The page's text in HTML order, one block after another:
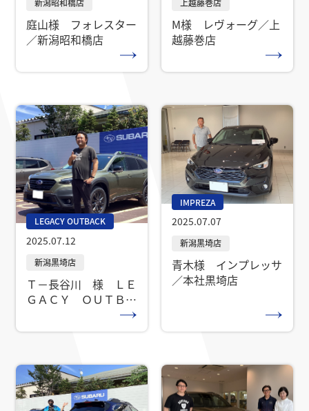
庭山様 フォレスター
／新潟昭和橋店
M様 レヴォーグ／上
越藤巻店
LEGACY OUTBACK
2025.07.12
Ｔ－長谷川 様 ＬＥ
ＧＡＣＹ ＯＵＴＢＡ
ＣＫ ／新潟海老ヶ瀬
店
IMPREZA
2025.07.07
青木様 インプレッサ
／本社黒埼店